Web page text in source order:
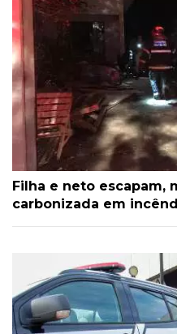
Filha e neto escapam,
carbonizada em